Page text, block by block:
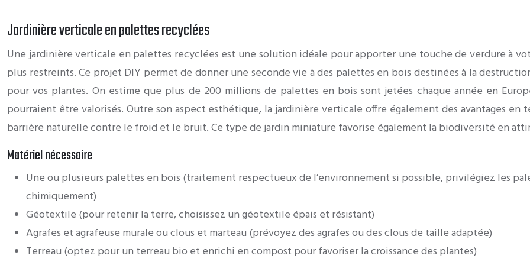
Jardinière verticale en palettes recyclées
Une jardinière verticale en palettes recyclées est une solution idéale pour apporter une touche de verdure à
plus restreints. Ce projet DIY permet de donner une seconde vie à des palettes en bois destinées à la
pour vos plantes. On estime que plus de 200 millions de palettes en bois sont jetées chaque année en
pourraient être valorisés. Outre son aspect esthétique, la jardinière verticale offre également des avantages
barrière naturelle contre le froid et le bruit. Ce type de jardin miniature favorise également la biodiversité en
Matériel nécessaire
Une ou plusieurs palettes en bois (traitement respectueux de l’environnement si possible, privilégiez les
chimiquement)
Géotextile (pour retenir la terre, choisissez un géotextile épais et résistant)
Agrafes et agrafeuse murale ou clous et marteau (prévoyez des agrafes ou des clous de taille adaptée)
Terreau (optez pour un terreau bio et enrichi en compost pour favoriser la croissance des plantes)